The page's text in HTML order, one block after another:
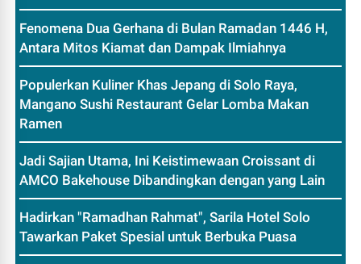
Fenomena Dua Gerhana di Bulan Ramadan 1446 H,
Antara Mitos Kiamat dan Dampak Ilmiahnya
Populerkan Kuliner Khas Jepang di Solo Raya,
Mangano Sushi Restaurant Gelar Lomba Makan
Ramen
Jadi Sajian Utama, Ini Keistimewaan Croissant di
AMCO Bakehouse Dibandingkan dengan yang Lain
Hadirkan "Ramadhan Rahmat", Sarila Hotel Solo
Tawarkan Paket Spesial untuk Berbuka Puasa